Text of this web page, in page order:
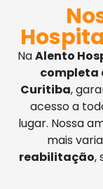
NaAlento
completa
Curitiba,
acesso a
lugar. Nossa
mais
reabilitação,